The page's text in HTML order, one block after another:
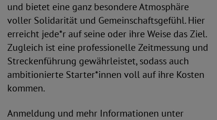
und bietet eine ganz besondere Atmosphäre
voller Solidarität und Gemeinschaftsgefühl. Hier
erreicht jede*r auf seine oder ihre Weise das Ziel.
Zugleich ist eine professionelle Zeitmessung und
Streckenführung gewährleistet, sodass auch
ambitionierte Starter*innen voll auf ihre Kosten
kommen.
Anmeldung und mehr Informationen unter